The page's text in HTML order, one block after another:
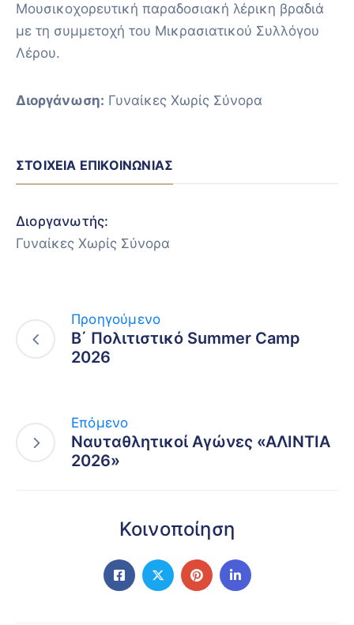
Μουσικοχορευτική παραδοσιακή λέρικη βραδιά
με τη συμμετοχή του Μικρασιατικού Συλλόγου
Λέρου.
Διοργάνωση: Γυναίκες Χωρίς Σύνορα
ΣΤΟΙΧΕΊΑ ΕΠΙΚΟΙΝΩΝΊΑΣ
Διοργανωτής:
Γυναίκες Χωρίς Σύνορα
Προηγούμενο
Β΄ Πολιτιστικό Summer Camp
2026
Επόμενο
Ναυταθλητικοί Αγώνες «ΑΛΙΝΤΙΑ
2026»
Κοινοποίηση